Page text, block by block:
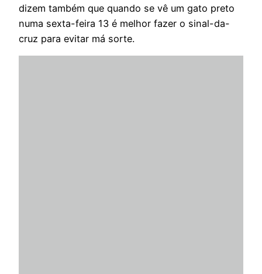
dizem também que quando se vê um gato preto
numa sexta-feira 13 é melhor fazer o sinal-da-
cruz para evitar má sorte.